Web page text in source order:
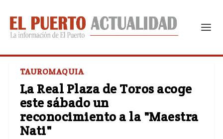
TAUROMAQUIA
La Real Plaza de Toros acoge
este sábado un
reconocimiento a la "Maestra
Nati"